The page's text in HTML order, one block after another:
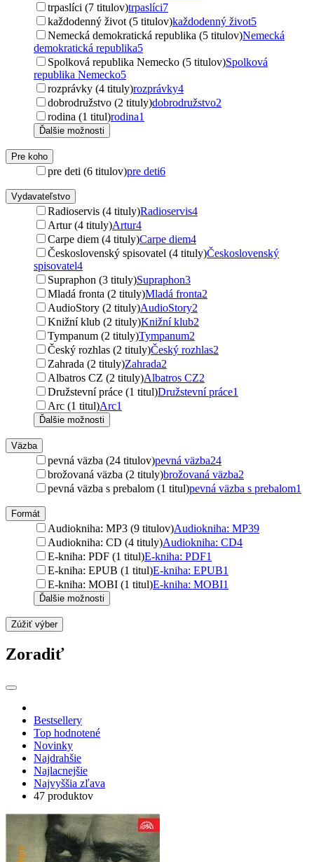
trpaslíci (7 titulov)trpaslíci7
každodenný život (5 titulov)každodenný život5
Nemecká demokratická republika (5 titulov)Nemecká
demokratická republika5
Spolková republika Nemecko (5 titulov)Spolková
republika Nemecko5
rozprávky (4 tituly)rozprávky4
dobrodružstvo (2 tituly)dobrodružstvo2
rodina (1 titul)rodina1
Ďalšie možnosti
Pre koho
pre deti (6 titulov)pre deti6
Vydavateľstvo
Radioservis (4 tituly)Radioservis4
Artur (4 tituly)Artur4
Carpe diem (4 tituly)Carpe diem4
Československý spisovatel (4 tituly)Československý
spisovatel4
Supraphon (3 tituly)Supraphon3
Mladá fronta (2 tituly)Mladá fronta2
AudioStory (2 tituly)AudioStory2
Knižní klub (2 tituly)Knižní klub2
Tympanum (2 tituly)Tympanum2
Český rozhlas (2 tituly)Český rozhlas2
Zahrada (2 tituly)Zahrada2
Albatros CZ (2 tituly)Albatros CZ2
Družstevní práce (1 titul)Družstevní práce1
Arc (1 titul)Arc1
Ďalšie možnosti
Väzba
pevná väzba (24 titulov)pevná väzba24
brožovaná väzba (2 tituly)brožovaná väzba2
pevná väzba s prebalom (1 titul)pevná väzba s prebalom1
Formát
Audiokniha: MP3 (9 titulov)Audiokniha: MP39
Audiokniha: CD (4 tituly)Audiokniha: CD4
E-kniha: PDF (1 titul)E-kniha: PDF1
E-kniha: EPUB (1 titul)E-kniha: EPUB1
E-kniha: MOBI (1 titul)E-kniha: MOBI1
Ďalšie možnosti
Zúžiť výber
Zoradiť
Bestsellery
Top hodnotené
Novinky
Najdrahšie
Najlacnejšie
Najvyššia zľava
47 produktov